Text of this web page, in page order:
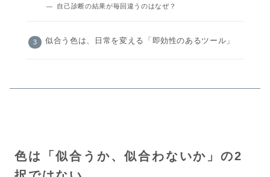
自己診断の結果が毎回違うのはなぜ？
似合う色は、日常を変える「即効性のあるツール」
色は「似合うか、似合わないか」の2